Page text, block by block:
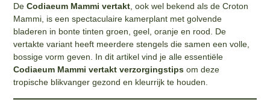
DeCodiaeum Mammi vertakt , ook wel bekend als de Croton
Mammi, is een spectaculaire kamerplant met golvende
bladeren in bonte tinten groen, geel, oranje en rood. De
vertakte variant heeft meerdere stengels die samen een volle,
bossige vorm geven. In dit artikel vind je alle essentiële
Codiaeum Mammi vertakt verzorgingstips om deze
tropische blikvanger gezond en kleurrijk te houden.